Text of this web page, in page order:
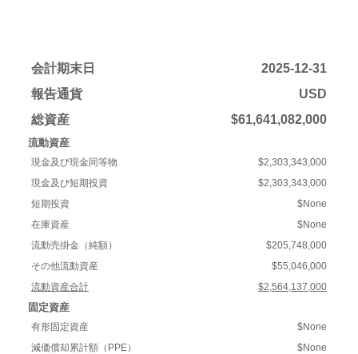
会計期末日
2025-12-31
報告通貨
USD
総資産
$61,641,082,000
流動資産
現金及び現金同等物
$2,303,343,000
現金及び短期投資
$2,303,343,000
短期投資
$None
在庫資産
$None
流動売掛金（純額）
$205,748,000
その他流動資産
$55,046,000
流動資産合計
$2,564,137,000
固定資産
有形固定資産
$None
減価償却累計額（PPE）
$None